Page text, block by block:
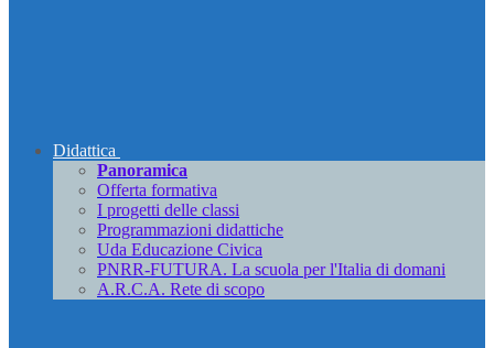
Didattica
Panoramica
Offerta formativa
I progetti delle classi
Programmazioni didattiche
Uda Educazione Civica
PNRR-FUTURA. La scuola per l'Italia di domani
A.R.C.A. Rete di scopo